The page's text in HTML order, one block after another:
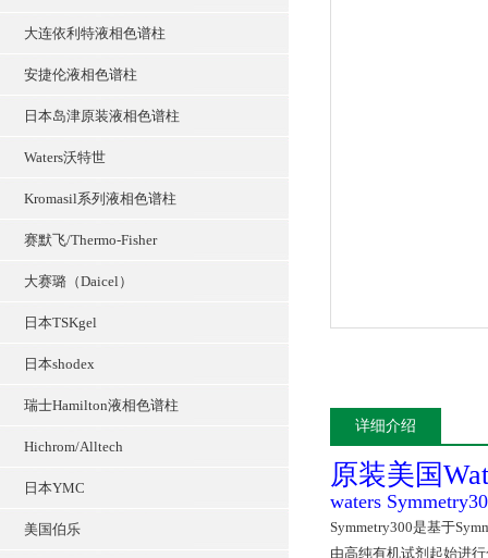
大连依利特液相色谱柱
安捷伦液相色谱柱
日本岛津原装液相色谱柱
Waters沃特世
Kromasil系列液相色谱柱
赛默飞/Thermo-Fisher
大赛璐（Daicel）
日本TSKgel
日本shodex
瑞士Hamilton液相色谱柱
Hichrom/Alltech
日本YMC
美国伯乐
详细介绍
原装美国
waters
Symmetry300是基于
由高纯有机试剂起始进